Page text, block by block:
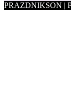
PRAZDNIKSON |